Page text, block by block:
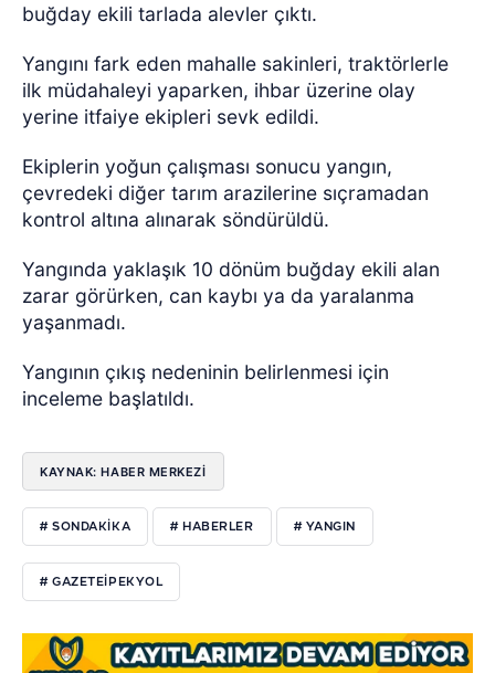
buğday ekili tarlada alevler çıktı.
Yangını fark eden mahalle sakinleri, traktörlerle
ilk müdahaleyi yaparken, ihbar üzerine olay
yerine itfaiye ekipleri sevk edildi.
Ekiplerin yoğun çalışması sonucu yangın,
çevredeki diğer tarım arazilerine sıçramadan
kontrol altına alınarak söndürüldü.
Yangında yaklaşık 10 dönüm buğday ekili alan
zarar görürken, can kaybı ya da yaralanma
yaşanmadı.
Yangının çıkış nedeninin belirlenmesi için
inceleme başlatıldı.
KAYNAK: HABER MERKEZI
# SONDAKIKA # HABERLER # YANGIN
# GAZETEIPEKYOL